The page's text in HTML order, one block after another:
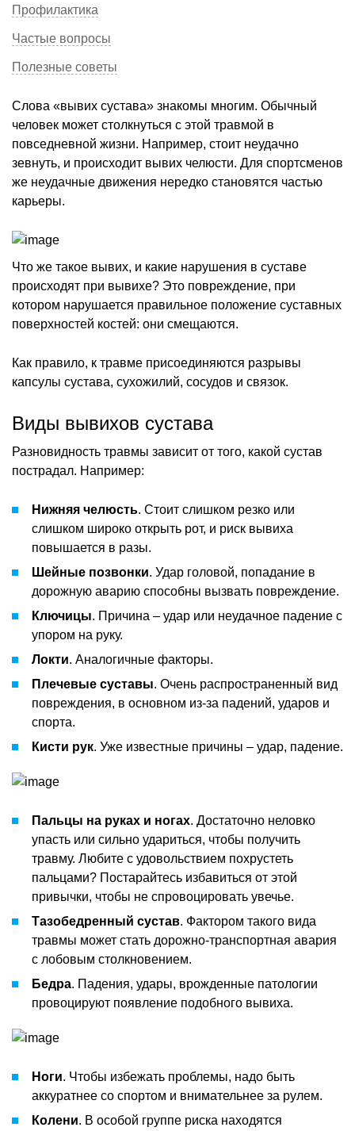
Профилактика
Частые вопросы
Полезные советы
Слова «вывих сустава» знакомы многим. Обычный
человек может столкнуться с этой травмой в
повседневной жизни. Например, стоит неудачно
зевнуть, и происходит вывих челюсти. Для спортсменов
же неудачные движения нередко становятся частью
карьеры.
Что же такое вывих, и какие нарушения в суставе
происходят при вывихе? Это повреждение, при
котором нарушается правильное положение суставных
поверхностей костей: они смещаются.
Как правило, к травме присоединяются разрывы
капсулы сустава, сухожилий, сосудов и связок.
Виды вывихов сустава
Разновидность травмы зависит от того, какой сустав
пострадал. Например:
Нижняя челюсть. Стоит слишком резко или
слишком широко открыть рот, и риск вывиха
повышается в разы.
Шейные позвонки. Удар головой, попадание в
дорожную аварию способны вызвать повреждение.
Ключицы. Причина – удар или неудачное падение с
упором на руку.
Локти. Аналогичные факторы.
Плечевые суставы. Очень распространенный вид
повреждения, в основном из-за падений, ударов и
спорта.
Кисти рук. Уже известные причины – удар, падение.
Пальцы на руках и ногах. Достаточно неловко
упасть или сильно удариться, чтобы получить
травму. Любите с удовольствием похрустеть
пальцами? Постарайтесь избавиться от этой
привычки, чтобы не спровоцировать увечье.
Тазобедренный сустав. Фактором такого вида
травмы может стать дорожно-транспортная авария
с лобовым столкновением.
Бедра. Падения, удары, врожденные патологии
провоцируют появление подобного вывиха.
Ноги. Чтобы избежать проблемы, надо быть
аккуратнее со спортом и внимательнее за рулем.
Колени. В особой группе риска находятся